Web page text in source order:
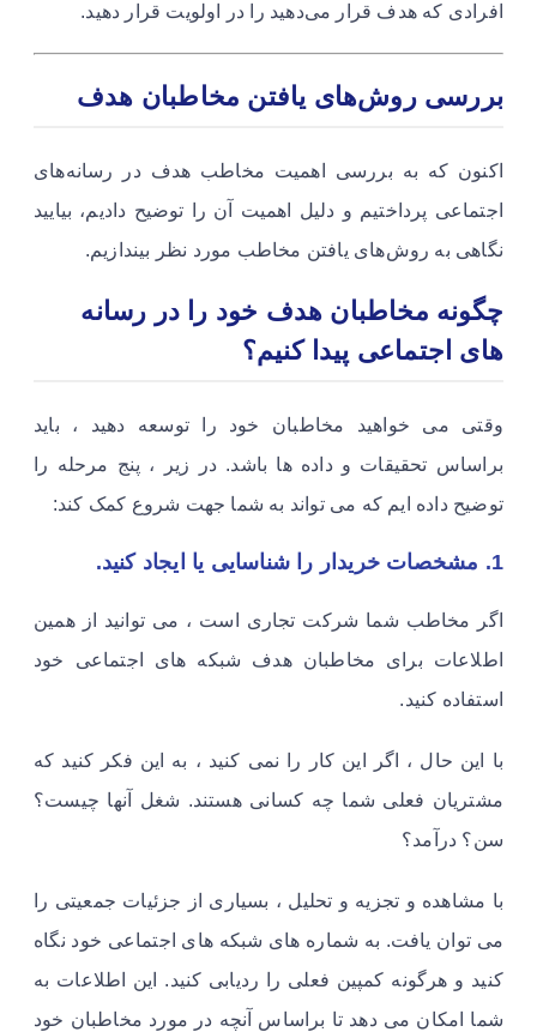
افرادی که هدف قرار می‌دهید را در اولویت قرار دهید.
بررسی روش‌های یافتن مخاطبان هدف
اکنون که به بررسی اهمیت مخاطب هدف در رسانه‌های
اجتماعی پرداختیم و دلیل اهمیت آن را توضیح دادیم، بیایید
نگاهی به روش‌های یافتن مخاطب مورد نظر بیندازیم.
چگونه مخاطبان هدف خود را در رسانه
های اجتماعی پیدا کنیم؟
وقتی می خواهید مخاطبان خود را توسعه دهید ، باید
براساس تحقیقات و داده ها باشد. در زیر ، پنج مرحله را
توضیح داده ایم که می تواند به شما جهت شروع کمک کند:
1. مشخصات خریدار را شناسایی یا ایجاد کنید.
اگر مخاطب شما شرکت تجاری است ، می توانید از همین
اطلاعات برای مخاطبان هدف شبکه های اجتماعی خود
استفاده کنید.
با این حال ، اگر این کار را نمی کنید ، به این فکر کنید که
مشتریان فعلی شما چه کسانی هستند. شغل آنها چیست؟
سن؟ درآمد؟
با مشاهده و تجزیه و تحلیل ، بسیاری از جزئیات جمعیتی را
می توان یافت. به شماره های شبکه های اجتماعی خود نگاه
کنید و هرگونه کمپین فعلی را ردیابی کنید. این اطلاعات به
شما امکان می دهد تا براساس آنچه در مورد مخاطبان خود